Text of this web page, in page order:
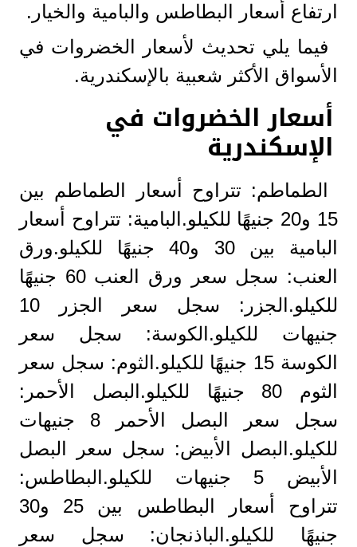
ارتفاع أسعار البطاطس والبامية والخيار.
فيما يلي تحديث لأسعار الخضروات في
الأسواق الأكثر شعبية بالإسكندرية.
أسعار الخضروات في
الإسكندرية
الطماطم: تتراوح أسعار الطماطم بين
15 و20 جنيهًا للكيلو.البامية: تتراوح أسعار
البامية بين 30 و40 جنيهًا للكيلو.ورق
العنب: سجل سعر ورق العنب 60 جنيهًا
للكيلو.الجزر: سجل سعر الجزر 10
جنيهات للكيلو.الكوسة: سجل سعر
الكوسة 15 جنيهًا للكيلو.الثوم: سجل سعر
الثوم 80 جنيهًا للكيلو.البصل الأحمر:
سجل سعر البصل الأحمر 8 جنيهات
للكيلو.البصل الأبيض: سجل سعر البصل
الأبيض 5 جنيهات للكيلو.البطاطس:
تتراوح أسعار البطاطس بين 25 و30
جنيهًا للكيلو.الباذنجان: سجل سعر